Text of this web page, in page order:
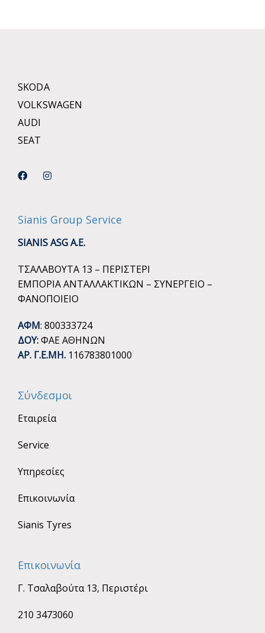
SKODA
VOLKSWAGEN
AUDI
SEAT
Sianis Group Service
SIANIS ASG A.E.
ΤΣΑΛΑΒΟΥΤΑ 13 – ΠΕΡΙΣΤΕΡΙ
ΕΜΠΟΡΙΑ ΑΝΤΑΛΛΑΚΤΙΚΩΝ – ΣΥΝΕΡΓΕΙΟ –
ΦΑΝΟΠΟΙΕΙΟ
ΑΦΜ: 800333724
ΔΟΥ:ΦΑΕ ΑΘΗΝΩΝ
ΑΡ. Γ.Ε.ΜΗ. 116783801000
Σύνδεσμοι
Εταιρεία
Service
Υπηρεσίες
Επικοινωνία
Sianis Tyres
Επικοινωνία
Γ. Τσαλαβούτα 13, Περιστέρι
210 3473060